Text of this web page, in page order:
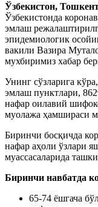
Ўзбекистон,
Ўзбекистонда
эмлаш
эпидемиологик
вакили Вазира
мухбиримиз хабар
Унинг сўзларига
эмлаш пунктлари,
нафар оилавий
муолажа ҳамшираси
Биринчи босқичда
нафар аҳоли ўзлари
муассасаларида
Биринчи навбатда
65-74 ёшгача